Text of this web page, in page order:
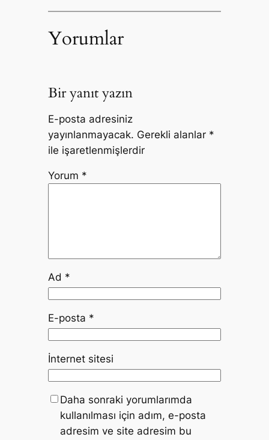
Yorumlar
Bir yanıt yazın
E-posta adresiniz
yayınlanmayacak. Gerekli alanlar *
ile işaretlenmişlerdir
Yorum *
Ad *
E-posta *
İnternet sitesi
Daha sonraki yorumlarımda
kullanılması için adım, e-posta
adresim ve site adresim bu